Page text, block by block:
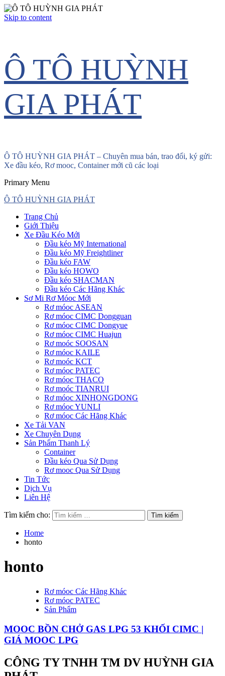
Skip to content
Ô TÔ HUỲNH
GIA PHÁT
Ô TÔ HUỲNH GIA PHÁT – Chuyên mua bán, trao đổi, ký gửi:
Xe đầu kéo, Rơ mooc, Container mới cũ các loại
Primary Menu
Ô TÔ HUỲNH GIA PHÁT
Trang Chủ
Giới Thiệu
Xe Đầu Kéo Mới
Đầu kéo Mỹ International
Đầu kéo Mỹ Freightliner
Đầu kéo FAW
Đầu kéo HOWO
Đầu kéo SHACMAN
Đầu kéo Các Hãng Khác
Sơ Mi Rơ Móoc Mới
Rơ móoc ASEAN
Rơ móoc CIMC Dongguan
Rơ móoc CIMC Dongyue
Rơ móoc CIMC Huajun
Rơ moóc SOOSAN
Rơ móoc KAILE
Rơ moóc KCT
Rơ móoc PATEC
Rơ móoc THACO
Rơ moóc TIANRUI
Rơ móoc XINHONGDONG
Rơ móoc YUNLI
Rơ móoc Các Hãng Khác
Xe Tải VAN
Xe Chuyên Dụng
Sản Phẩm Thanh Lý
Container
Đầu kéo Qua Sử Dụng
Rơ mooc Qua Sử Dụng
Tin Tức
Dịch Vụ
Liên Hệ
Tìm kiếm cho:
Home
honto
honto
Rơ móoc Các Hãng Khác
Rơ móoc PATEC
Sản Phẩm
MOOC BỒN CHỞ GAS LPG 53 KHỐI CIMC |
GIÁ MOOC LPG
CÔNG TY TNHH TM DV HUỲNH GIA